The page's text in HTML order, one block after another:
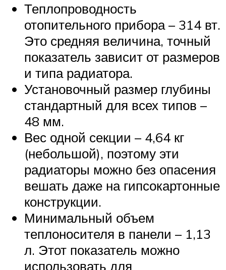
Теплопроводность
отопительного прибора – 314 вт.
Это средняя величина, точный
показатель зависит от размеров
и типа радиатора.
Установочный размер глубины
стандартный для всех типов –
48 мм.
Вес одной секции – 4,64 кг
(небольшой), поэтому эти
радиаторы можно без опасения
вешать даже на гипсокартонные
конструкции.
Минимальный объем
теплоносителя в панели – 1,13
л. Этот показатель можно
использовать для